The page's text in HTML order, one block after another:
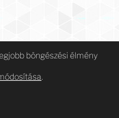
böngészési élmény